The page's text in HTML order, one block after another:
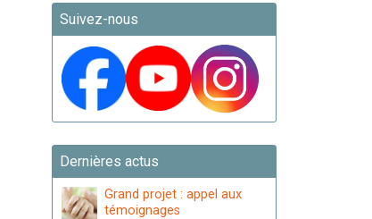
Suivez-nous
Dernières actus
Grand projet : appel aux
témoignages